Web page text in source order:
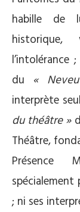
habille de
l’intolérance
du «
interprète
du théâtre »
Théâtre,
Présence
; ni ses